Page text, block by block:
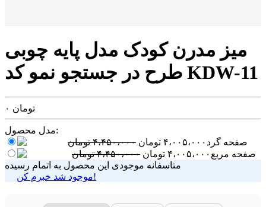
میز مدرن کودک مدل پایه چوبی
طرح در جستجو نمو کد KDW-11
۰ تومان
مدل محصول:
صفحه گرد ۴،۰۰۵،۰۰۰ تومان ۴،۴۵۰،۰۰۰تومان
صفحه مربع ۴،۰۰۵،۰۰۰ تومان ۴،۴۵۰،۰۰۰تومان
متاسفانه موجودی این محصول به اتمام رسیده
موجود شد خبرم کن!